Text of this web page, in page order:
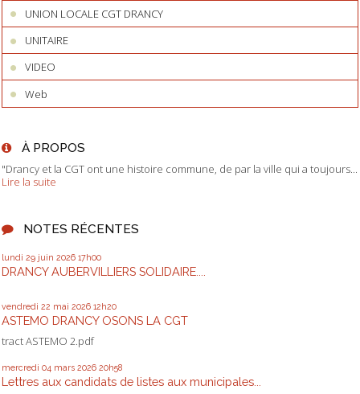
UNION LOCALE CGT DRANCY
UNITAIRE
VIDEO
Web
À PROPOS
"Drancy et la CGT ont une histoire commune, de par la ville qui a toujours...
Lire la suite
NOTES RÉCENTES
lundi 29 juin 2026 17h00
DRANCY AUBERVILLIERS SOLIDAIRE....
vendredi 22 mai 2026 12h20
ASTEMO DRANCY OSONS LA CGT
tract ASTEMO 2.pdf
mercredi 04 mars 2026 20h58
Lettres aux candidats de listes aux municipales...